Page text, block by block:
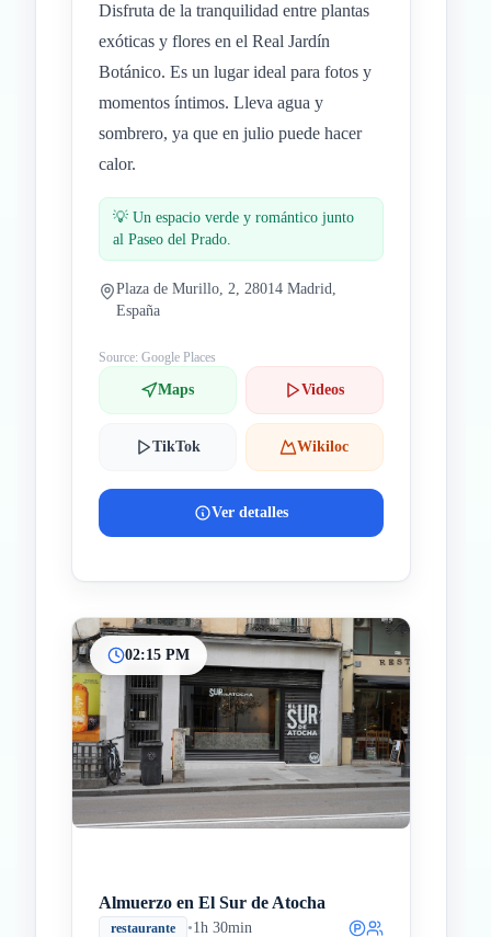
Disfruta de la tranquilidad entre plantas
exóticas y flores en el Real Jardín
Botánico. Es un lugar ideal para fotos y
momentos íntimos. Lleva agua y
sombrero, ya que en julio puede hacer
calor.
💡 Un espacio verde y romántico junto
al Paseo del Prado.
Plaza de Murillo, 2, 28014 Madrid,
España
Source: Google Places
Maps Videos
TikTok Wikiloc
Ver detalles
02:15 PM
Almuerzo en El Sur de Atocha
restaurante •1h 30min